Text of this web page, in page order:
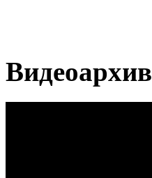
Видеоархив